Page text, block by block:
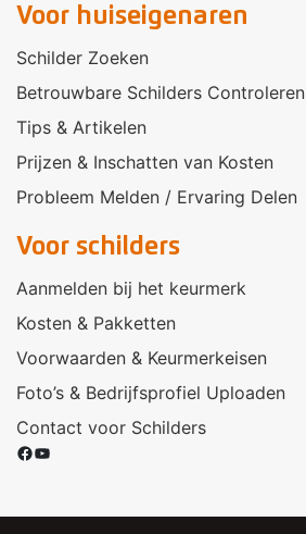
Voor huiseigenaren
Schilder Zoeken
Betrouwbare Schilders Controleren
Tips & Artikelen
Prijzen & Inschatten van Kosten
Probleem Melden / Ervaring Delen
Voor schilders
Aanmelden bij het keurmerk
Kosten & Pakketten
Voorwaarden & Keurmerkeisen
Foto’s & Bedrijfsprofiel Uploaden
Contact voor Schilders
Facebook
YouTube